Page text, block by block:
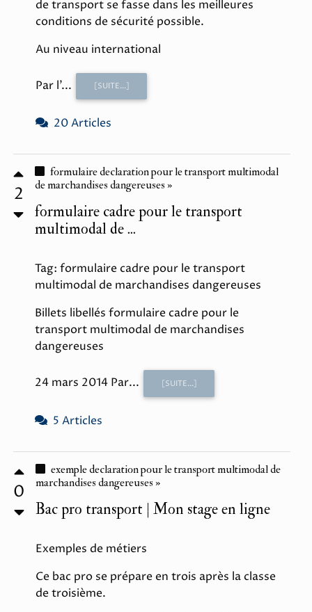
de transport se fasse dans les meilleures
conditions de sécurité possible.
Au niveau international
Par l'... [SUITE...]
20 Articles
2
formulaire declaration pour le transport multimodal
de marchandises dangereuses »
formulaire cadre pour le transport
multimodal de ...
Tag: formulaire cadre pour le transport
multimodal de marchandises dangereuses
Billets libellés formulaire cadre pour le
transport multimodal de marchandises
dangereuses
24 mars 2014 Par... [SUITE...]
5 Articles
0
exemple declaration pour le transport multimodal de
marchandises dangereuses »
Bac pro transport | Mon stage en ligne
Exemples de métiers
Ce bac pro se prépare en trois après la classe
de troisième.